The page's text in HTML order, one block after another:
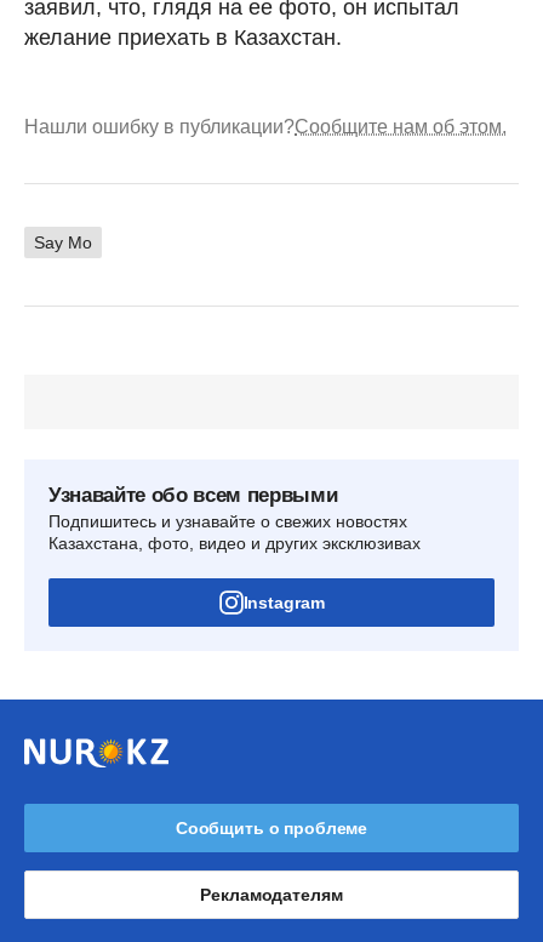
заявил, что, глядя на ее фото, он испытал
желание приехать в Казахстан.
Нашли ошибку в публикации?Сообщите нам об этом.
Say Mo
Узнавайте обо всем первыми
Подпишитесь и узнавайте о свежих новостях
Казахстана, фото, видео и других эксклюзивах
Instagram
Сообщить о проблеме
Рекламодателям